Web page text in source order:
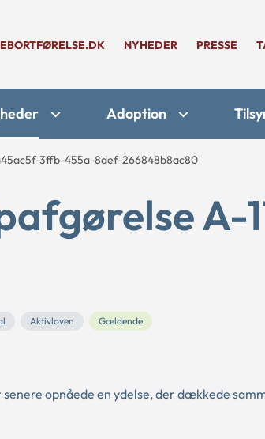
NYHEDER PRESSE
Adoption
3ffb-455a-8def-266848b8ac80
A-
Aktivloven Gældende
opnåede en ydelse, der dækkede